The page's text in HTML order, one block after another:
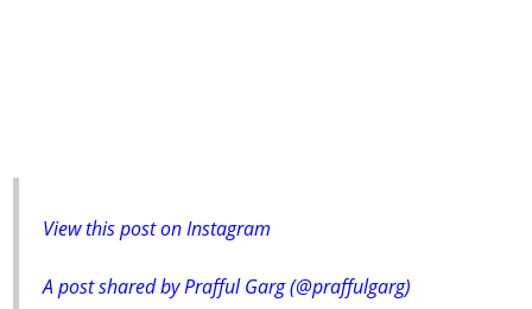
View this post on Instagram
A post shared by Prafful Garg (@praffulgarg)